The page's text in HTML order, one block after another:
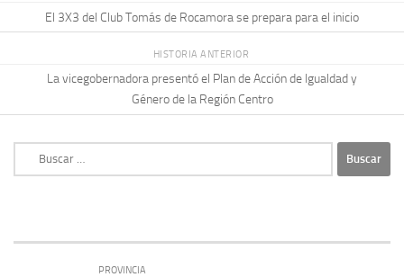
El 3X3 del Club Tomás de Rocamora se prepara para el inicio
HISTORIA ANTERIOR
La vicegobernadora presentó el Plan de Acción de Igualdad y
Género de la Región Centro
PROVINCIA